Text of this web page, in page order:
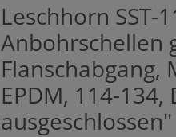
Leschhorn SST-
Anbohrschellen
Flanschabgang,
EPDM, 114-
ausgeschlossen"